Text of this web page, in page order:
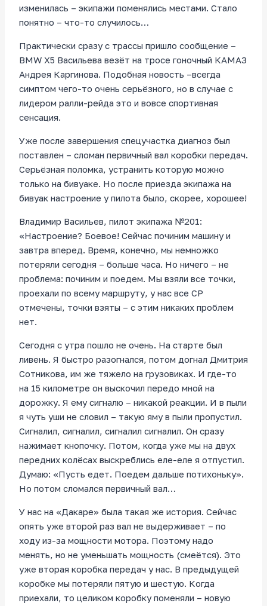
изменилась – экипажи поменялись местами. Стало
понятно – что-то случилось…
Практически сразу с трассы пришло сообщение –
BMW X5 Васильева везёт на тросе гоночный КАМАЗ
Андрея Каргинова. Подобная новость –всегда
симптом чего-то очень серьёзного, но в случае с
лидером ралли-рейда это и вовсе спортивная
сенсация.
Уже после завершения спецучастка диагноз был
поставлен – сломан первичный вал коробки передач.
Серьёзная поломка, устранить которую можно
только на бивуаке. Но после приезда экипажа на
бивуак настроение у пилота было, скорее, хорошее!
Владимир Васильев, пилот экипажа №201:
«Настроение? Боевое! Сейчас починим машину и
завтра вперед. Время, конечно, мы немножко
потеряли сегодня – больше часа. Но ничего – не
проблема: починим и поедем. Мы взяли все точки,
проехали по всему маршруту, у нас все СP
отмечены, точки взяты – с этим никаких проблем
нет.
Сегодня с утра пошло не очень. На старте был
ливень. Я быстро разогнался, потом догнал Дмитрия
Сотникова, им же тяжело на грузовиках. И где-то
на 15 километре он выскочил передо мной на
дорожку. Я ему сигналю – никакой реакции. И в пыли
я чуть уши не словил – такую яму в пыли пропустил.
Сигналил, сигналил, сигналил сигналил. Он сразу
нажимает кнопочку. Потом, когда уже мы на двух
передних колёсах выскреблись еле-еле я отпустил.
Думаю: «Пусть едет. Поедем дальше потихоньку».
Но потом сломался первичный вал…
У нас на «Дакаре» была такая же история. Сейчас
опять уже второй раз вал не выдерживает – по
ходу из-за мощности мотора. Поэтому надо
менять, но не уменьшать мощность (смеётся). Это
уже вторая коробка передач у нас. В предыдущей
коробке мы потеряли пятую и шестую. Когда
приехали, то целиком коробку поменяли – новую